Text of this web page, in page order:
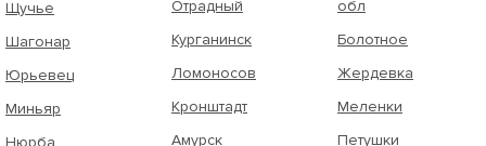
Щучье
Шагонар
Юрьевец
Миньяр
Нюрба
Отрадный
Курганинск
Ломоносов
Кронштадт
Амурск
обл
Болотное
Жердевка
Меленки
Петушки